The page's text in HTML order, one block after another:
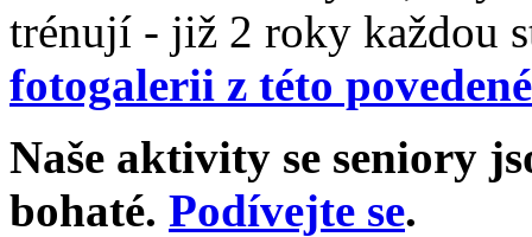
trénují - již 2 roky každou
fotogalerii z této
Naše aktivity se seniory
bohaté. Podívejte se.